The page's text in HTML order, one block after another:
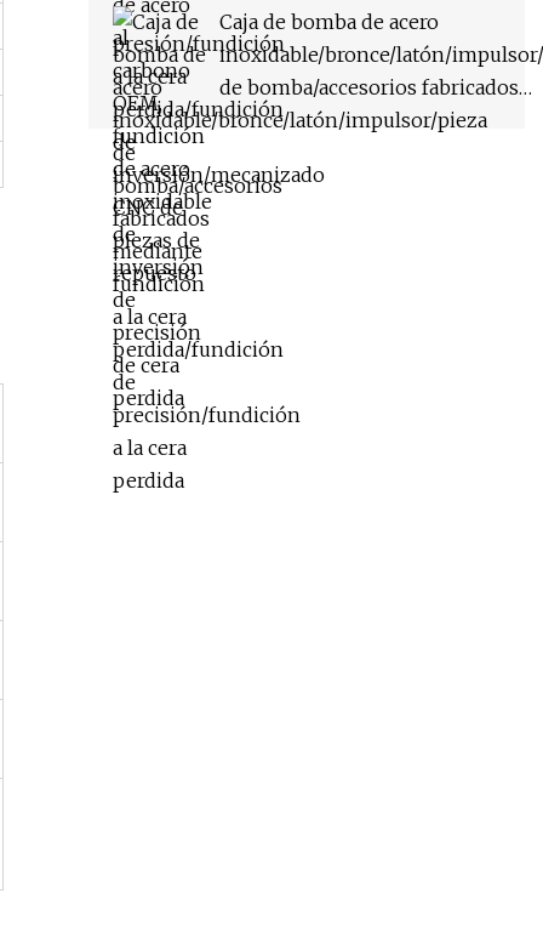
cera perdida
Caja de bomba de acero
inoxidable/bronce/latón/
de bomba/accesorios fabricados
mediante fundición a la cera
precisión/fundición a la cera